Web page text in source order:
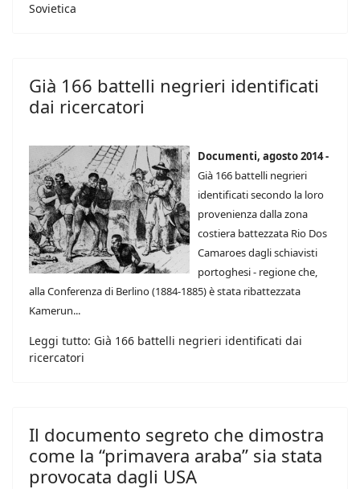
Sovietica
Già 166 battelli negrieri identificati
dai ricercatori
Documenti, agosto 2014 -
Già 166 battelli negrieri
identificati secondo la loro
provenienza dalla zona
costiera battezzata Rio Dos
Camaroes dagli schiavisti
portoghesi - regione che,
alla Conferenza di Berlino (1884-1885) è stata ribattezzata
Kamerun...
Leggi tutto: Già 166 battelli negrieri identificati dai
ricercatori
Il documento segreto che dimostra
come la “primavera araba” sia stata
provocata dagli USA